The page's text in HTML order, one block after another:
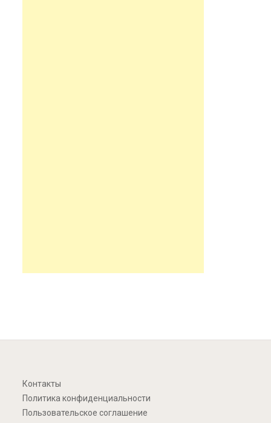
Контакты
Политика конфиденциальности
Пользовательское соглашение